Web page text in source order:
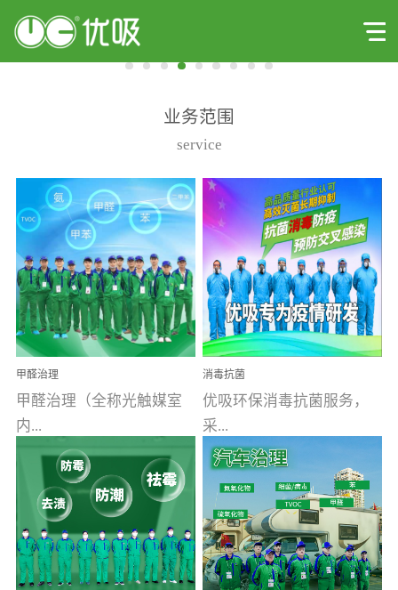
业务范围
service
甲醛治理
甲醛治理（全称光触媒室
内...
空气污染净化治理）工业
文明的进步，创造了多姿
多彩的家居产品和生活情
调，但也带来了以甲醛为
消毒抗菌
优吸环保消毒抗菌服务，
采...
用行业公认奥维牌消毒
液，具备杀死人体冠状病
毒的功效，杀菌率
99.99%。相对于传统消毒